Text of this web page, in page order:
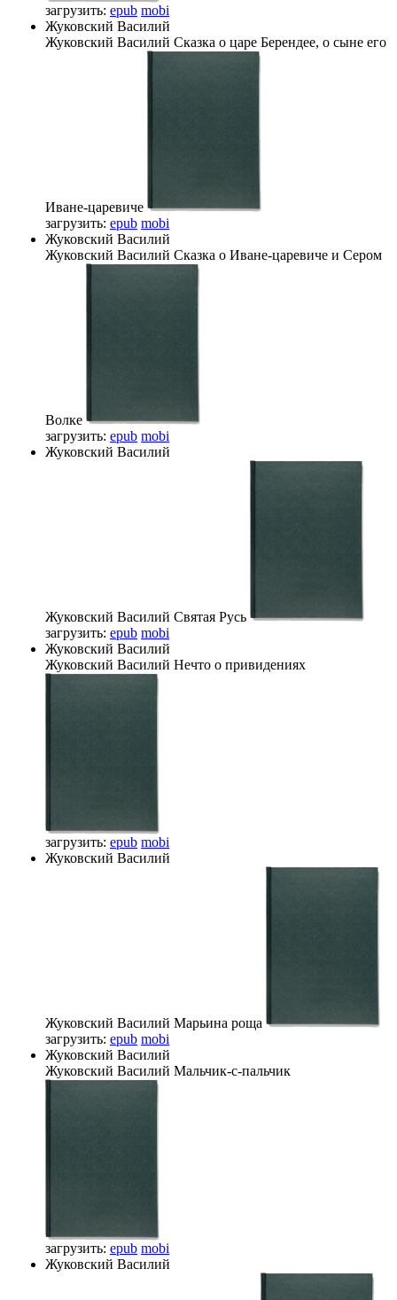
загрузить: epub mobi
Жуковский Василий
Жуковский Василий Сказка о царе Берендее, о сыне его
Иване-царевиче
загрузить: epub mobi
Жуковский Василий
Жуковский Василий Сказка о Иване-царевиче и Сером
Волке
загрузить: epub mobi
Жуковский Василий
Жуковский Василий Святая Русь
загрузить: epub mobi
Жуковский Василий
Жуковский Василий Нечто о привидениях
загрузить: epub mobi
Жуковский Василий
Жуковский Василий Марьина роща
загрузить: epub mobi
Жуковский Василий
Жуковский Василий Мальчик-с-пальчик
загрузить: epub mobi
Жуковский Василий